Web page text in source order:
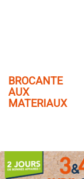
Aller au
BROCANTE
AUX
MATERIAUX